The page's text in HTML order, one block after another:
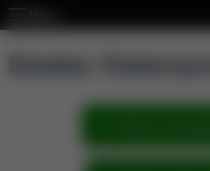
Szwiec Katarzyna